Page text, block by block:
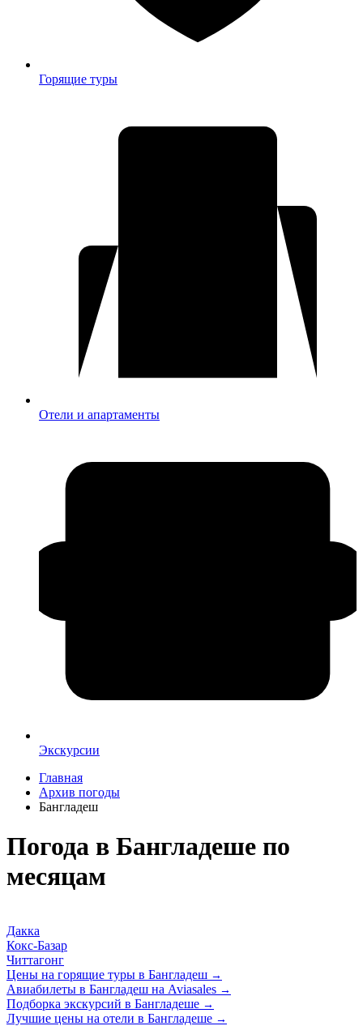
Горящие туры
Отели и апартаменты
Экскурсии
Главная
Архив погоды
Бангладеш
Погода в Бангладеше по
месяцам
Дакка
Кокс-Базар
Читтагонг
Цены на горящие туры в Бангладеш →
Авиабилеты в Бангладеш на Aviasales →
Подборка экскурсий в Бангладеше →
Лучшие цены на отели в Бангладеше →